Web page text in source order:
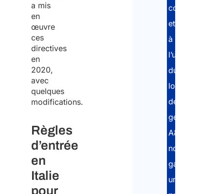
a mis
en
œuvre
ces
directives
en
2020,
avec
quelques
modifications.
Règles
d’entrée
en
Italie
pour
consolidée
et
à
l’utilisation
du
logiciel
de
gestion
A&P,
nous
garantissons
une